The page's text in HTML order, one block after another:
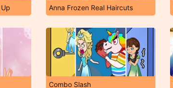
Anna Frozen Real Haircuts
Combo Slash